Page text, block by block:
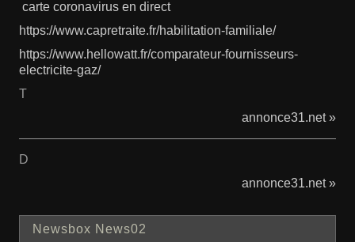
carte coronavirus en direct
https://www.capretraite.fr/habilitation-familiale/
https://www.hellowatt.fr/comparateur-fournisseurs-
electricite-gaz/
T
annonce31.net »
D
annonce31.net »
Newsbox News02